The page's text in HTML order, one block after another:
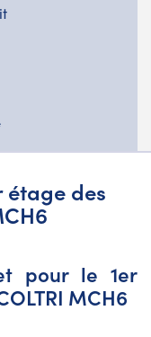
étage des
pour le 1er
MCH6